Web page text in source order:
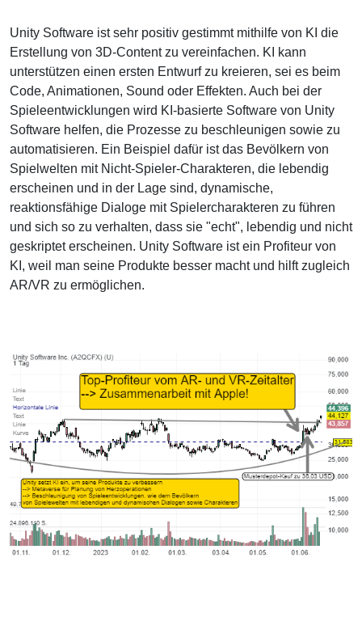
Unity Software ist sehr positiv gestimmt mithilfe von KI die
Erstellung von 3D-Content zu vereinfachen. KI kann
unterstützen einen ersten Entwurf zu kreieren, sei es beim
Code, Animationen, Sound oder Effekten. Auch bei der
Spieleentwicklungen wird KI-basierte Software von Unity
Software helfen, die Prozesse zu beschleunigen sowie zu
automatisieren. Ein Beispiel dafür ist das Bevölkern von
Spielwelten mit Nicht-Spieler-Charakteren, die lebendig
erscheinen und in der Lage sind, dynamische,
reaktionsfähige Dialoge mit Spielercharakteren zu führen
und sich so zu verhalten, dass sie "echt", lebendig und nicht
geskriptet erscheinen. Unity Software ist ein Profiteur von
KI, weil man seine Produkte besser macht und hilft zugleich
AR/VR zu ermöglichen.